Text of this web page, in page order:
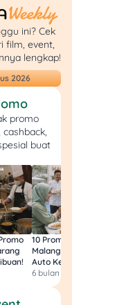
tetap
PHK,
kondisi
chat,
bukti
rekaman
jika sesuai
ini? Cek
film, event,
lengkap!
2026
promo
cashback,
buat
10 Promo Bukber Hotel
Malang 2026: Start 75rb,
Auto Kenyang!
6 bulan yang lalu